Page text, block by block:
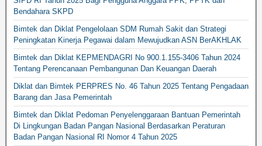
Bendahara SKPD
Bimtek dan Diklat Pengelolaan SDM Rumah Sakit dan Strategi
Peningkatan Kinerja Pegawai dalam Mewujudkan ASN BerAKHLAK
Bimtek dan Diklat KEPMENDAGRI No 900.1.155-3406 Tahun 2024
Tentang Perencanaan Pembangunan Dan Keuangan Daerah
Diklat dan Bimtek PERPRES No. 46 Tahun 2025 Tentang Pengadaan
Barang dan Jasa Pemerintah
Bimtek dan Diklat Pedoman Penyelenggaraan Bantuan Pemerintah
Di Lingkungan Badan Pangan Nasional Berdasarkan Peraturan
Badan Pangan Nasional RI Nomor 4 Tahun 2025